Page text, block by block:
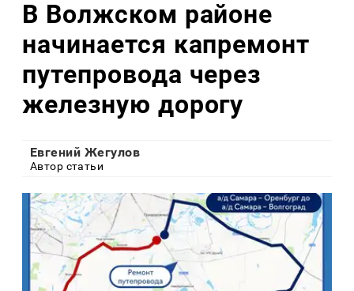
В Волжском районе
начинается капремонт
путепровода через
железную дорогу
Евгений Жегулов
Автор статьи